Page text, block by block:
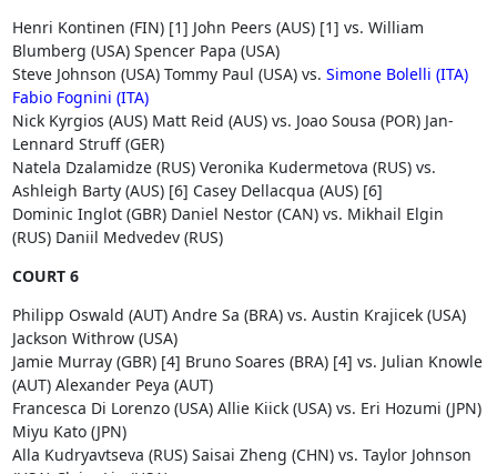
Henri Kontinen (FIN) [1] John Peers (AUS) [1] vs. William
Blumberg (USA) Spencer Papa (USA)
Steve Johnson (USA) Tommy Paul (USA) vs. Simone Bolelli (ITA)
Fabio Fognini (ITA)
Nick Kyrgios (AUS) Matt Reid (AUS) vs. Joao Sousa (POR) Jan-
Lennard Struff (GER)
Natela Dzalamidze (RUS) Veronika Kudermetova (RUS) vs.
Ashleigh Barty (AUS) [6] Casey Dellacqua (AUS) [6]
Dominic Inglot (GBR) Daniel Nestor (CAN) vs. Mikhail Elgin
(RUS) Daniil Medvedev (RUS)
COURT 6
Philipp Oswald (AUT) Andre Sa (BRA) vs. Austin Krajicek (USA)
Jackson Withrow (USA)
Jamie Murray (GBR) [4] Bruno Soares (BRA) [4] vs. Julian Knowle
(AUT) Alexander Peya (AUT)
Francesca Di Lorenzo (USA) Allie Kiick (USA) vs. Eri Hozumi (JPN)
Miyu Kato (JPN)
Alla Kudryavtseva (RUS) Saisai Zheng (CHN) vs. Taylor Johnson